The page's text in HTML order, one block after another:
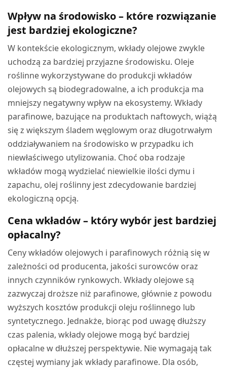
Wpływ na środowisko – które rozwiązanie
jest bardziej ekologiczne?
W kontekście ekologicznym, wkłady olejowe zwykle
uchodzą za bardziej przyjazne środowisku. Oleje
roślinne wykorzystywane do produkcji wkładów
olejowych są biodegradowalne, a ich produkcja ma
mniejszy negatywny wpływ na ekosystemy. Wkłady
parafinowe, bazujące na produktach naftowych, wiążą
się z większym śladem węglowym oraz długotrwałym
oddziaływaniem na środowisko w przypadku ich
niewłaściwego utylizowania. Choć oba rodzaje
wkładów mogą wydzielać niewielkie ilości dymu i
zapachu, olej roślinny jest zdecydowanie bardziej
ekologiczną opcją.
Cena wkładów – który wybór jest bardziej
opłacalny?
Ceny wkładów olejowych i parafinowych różnią się w
zależności od producenta, jakości surowców oraz
innych czynników rynkowych. Wkłady olejowe są
zazwyczaj droższe niż parafinowe, głównie z powodu
wyższych kosztów produkcji oleju roślinnego lub
syntetycznego. Jednakże, biorąc pod uwagę dłuższy
czas palenia, wkłady olejowe mogą być bardziej
opłacalne w dłuższej perspektywie. Nie wymagają tak
częstej wymiany jak wkłady parafinowe. Dla osób,